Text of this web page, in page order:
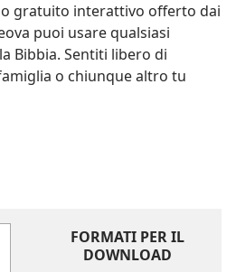
gratuito interattivo offerto dai
puoi usare qualsiasi
Bibbia. Sentiti libero di
o chiunque altro tu
FORMATI PER IL
DOWNLOAD